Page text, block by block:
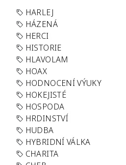
HARLEJ
HÁZENÁ
HERCI
HISTORIE
HLAVOLAM
HOAX
HODNOCENÍ VÝUKY
HOKEJISTÉ
HOSPODA
HRDINSTVÍ
HUDBA
HYBRIDNÍ VÁLKA
CHARITA